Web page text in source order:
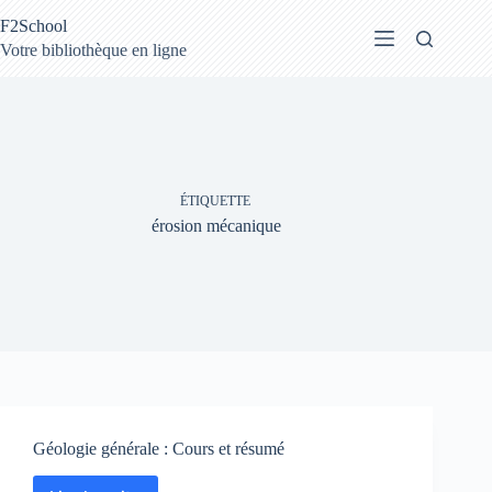
au
contenu
F2School
Votre bibliothèque en ligne
ÉTIQUETTE
érosion mécanique
Géologie générale : Cours et résumé